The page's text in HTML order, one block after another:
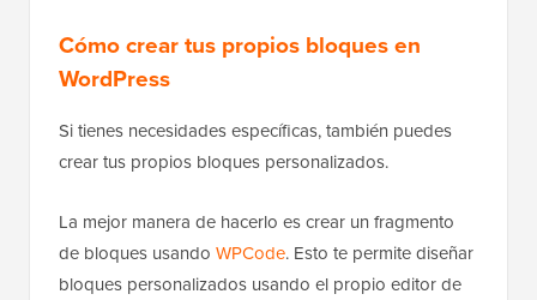
Cómo crear tus propios bloques en
WordPress
Si tienes necesidades específicas, también puedes
crear tus propios bloques personalizados.
La mejor manera de hacerlo es crear un fragmento
de bloques usando WPCode. Esto te permite diseñar
bloques personalizados usando el propio editor de